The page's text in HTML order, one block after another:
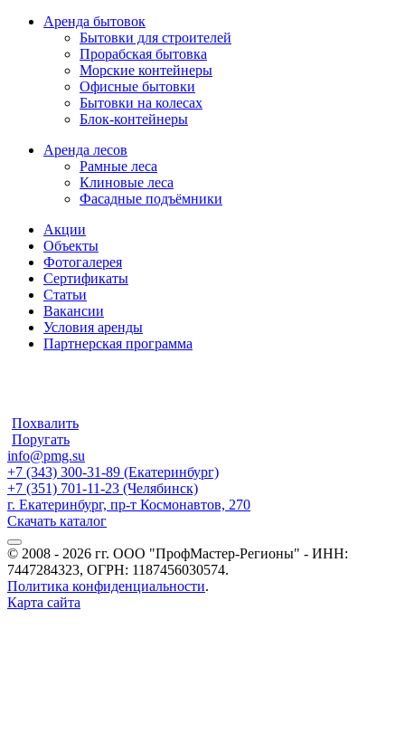
Аренда бытовок
Бытовки для строителей
Прорабская бытовка
Морские контейнеры
Офисные бытовки
Бытовки на колесах
Блок-контейнеры
Аренда лесов
Рамные леса
Клиновые леса
Фасадные подъёмники
Акции
Объекты
Фотогалерея
Сертификаты
Статьи
Вакансии
Условия аренды
Партнерская программа
Похвалить
Поругать
info@pmg.su
+7 (343) 300-31-89 (Екатеринбург)
+7 (351) 701-11-23 (Челябинск)
г. Екатеринбург, пр-т Космонавтов, 270
Скачать каталог
© 2008 - 2026 гг. ООО "ПрофМастер-Регионы" - ИНН:
7447284323, ОГРН: 1187456030574.
Политика конфиденциальности.
Карта сайта